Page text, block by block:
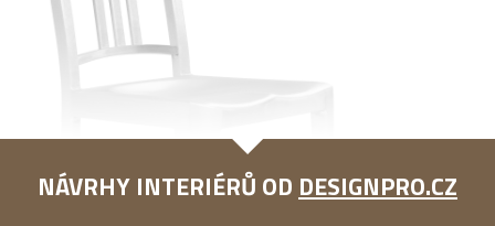
NÁVRHY INTERIÉRŮ OD DESIGNPRO.CZ